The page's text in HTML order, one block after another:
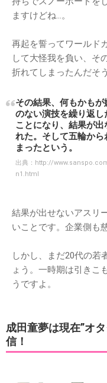
ますけどね…。
再起を誓ってワールド
して大怪我を負い、そ
折れてしまったんだそう
その結果、何もかも
のない演技を繰り返
ことになり、結果が
れた。そして五輪か
まったという。
出典： http://
n1.html
結果が出せないアスリ
いことです。企業側も
しかし、まだ20代の若
ょう。一時期は引きこ
うですよ。
成田童夢は現在”オ
信！